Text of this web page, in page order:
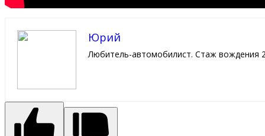
Юрий
Любитель-автомобилист. Стаж вождения